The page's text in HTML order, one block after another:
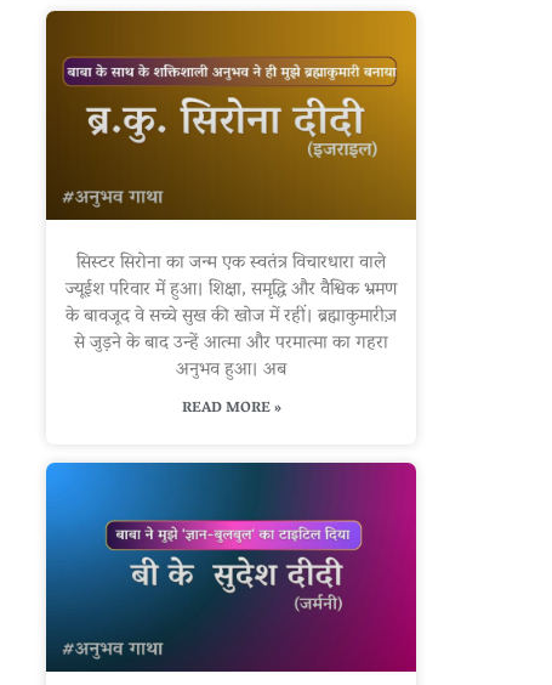
सिस्टर सिरोना का जन्म एक स्वतंत्र विचारधारा वाले
ज्यूईश परिवार में हुआ। शिक्षा, समृद्धि और वैश्विक भ्रमण
के बावजूद वे सच्चे सुख की खोज में रहीं। ब्रह्माकुमारीज़
से जुड़ने के बाद उन्हें आत्मा और परमात्मा का गहरा
अनुभव हुआ। अब
READ MORE »